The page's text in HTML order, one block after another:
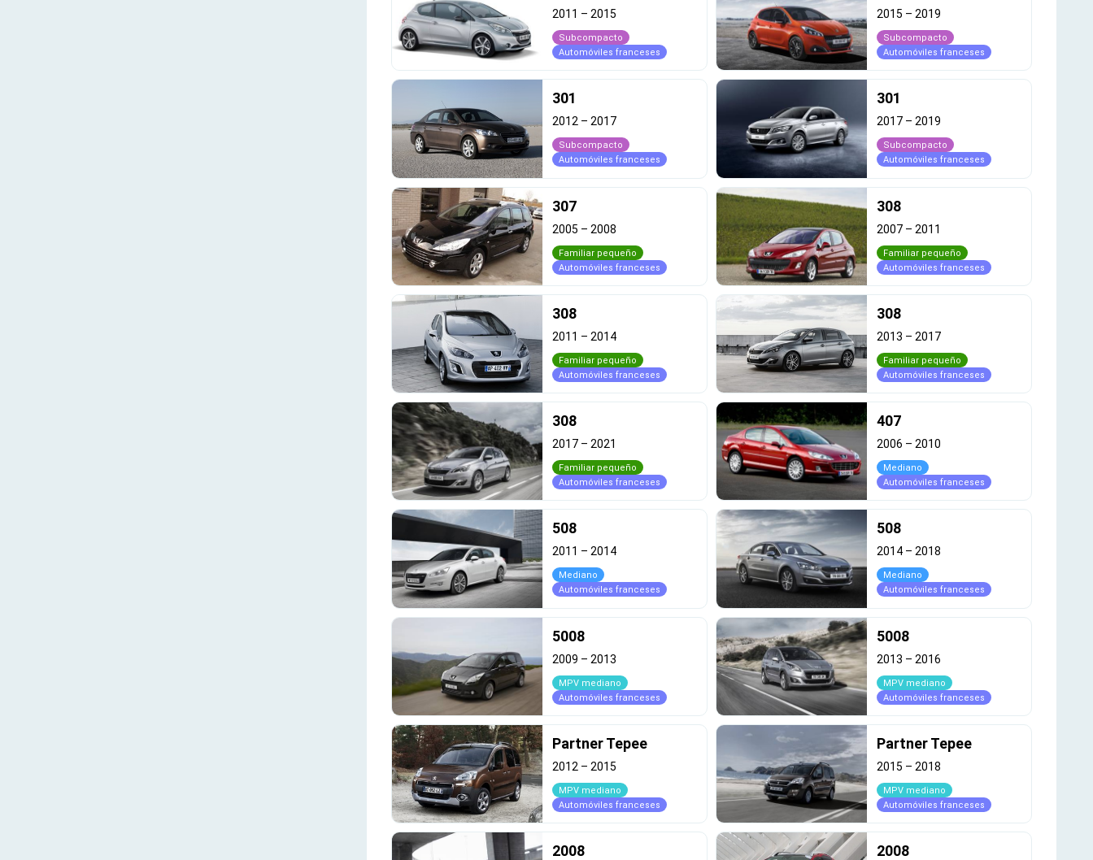
2011 – 2015
Subcompacto
Automóviles franceses
2015 – 2019
Subcompacto
Automóviles franceses
301
2012 –2017
Subcompacto
Automóviles franceses
301
2017 –2019
Subcompacto
Automóviles franceses
307
2005 – 2008
Familiar pequeño
Automóviles franceses
308
2007 – 2011
Familiar pequeño
Automóviles franceses
308
2011 – 2014
Familiar pequeño
Automóviles franceses
308
2013 – 2017
Familiar pequeño
Automóviles franceses
308
2017 – 2021
Familiar pequeño
Automóviles franceses
407
2006 – 2010
Mediano
Automóviles franceses
508
2011 –2014
Mediano
Automóviles franceses
508
2014 –2018
Mediano
Automóviles franceses
5008
2009 – 2013
MPV mediano
Automóviles franceses
5008
2013 – 2016
MPV mediano
Automóviles franceses
Partner Tepee
2012 – 2015
MPV mediano
Automóviles franceses
Partner Tepee
2015 – 2018
MPV mediano
Automóviles franceses
2008 2008